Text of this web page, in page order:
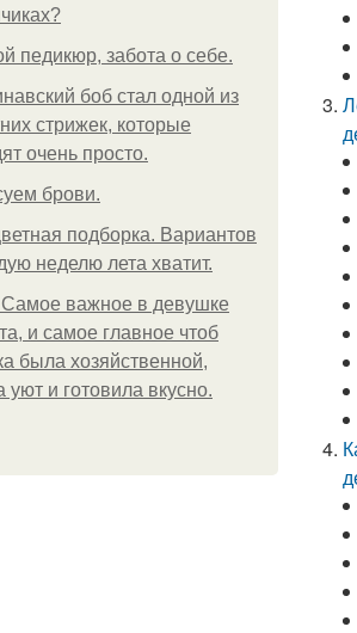
педикюр, забота о себе.
боб стал одной из
стрижек, которые
очень просто.
брови.
подборка. Вариантов
неделю лета хватит.
Самое важное в девушке
и самое главное чтоб
была хозяйственной,
уют и готовила вкусно.